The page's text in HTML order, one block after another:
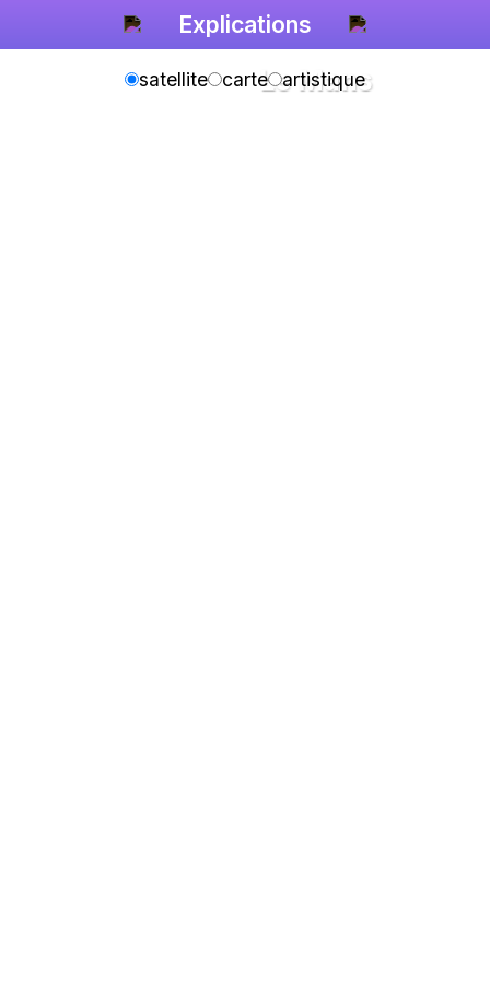
Explications
Le Mans
satellite carte artistique